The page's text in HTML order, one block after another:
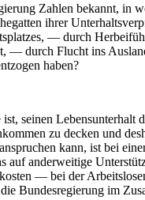
Zahlen bekannt, in
ihrer
— durch
— durch Flucht ins
haben?
ist, seinen Lebensunterhalt
zu decken und
kann, ist bei
auf anderweitige
— bei der
Bundesregierung im